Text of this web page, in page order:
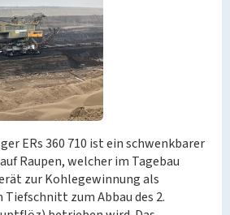
ERs 360 710 ist ein schwenkbarer
Raupen, welcher im Tagebau
zur Kohlegewinnung als
zum Abbau des 2.